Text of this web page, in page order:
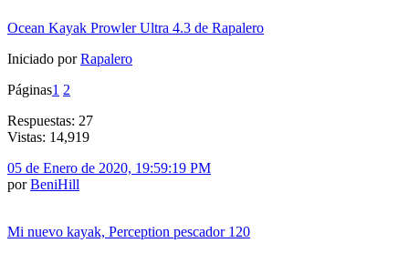
Ocean Kayak Prowler Ultra 4.3 de Rapalero
Iniciado porRapalero
Páginas1 2
Respuestas: 27
Vistas: 14,919
05 de Enero de 2020, 19:59:19 PM
porBeniHill
Mi nuevo kayak, Perception pescador 120